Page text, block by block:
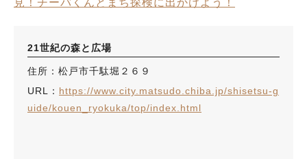
見！チーバくんとまち探検に出かけよう！
21世紀の森と広場
住所：松戸市千駄堀２６９
URL： https://www.city.matsudo.chiba.jp/shisetsu-g
uide/kouen_ryokuka/top/index.html